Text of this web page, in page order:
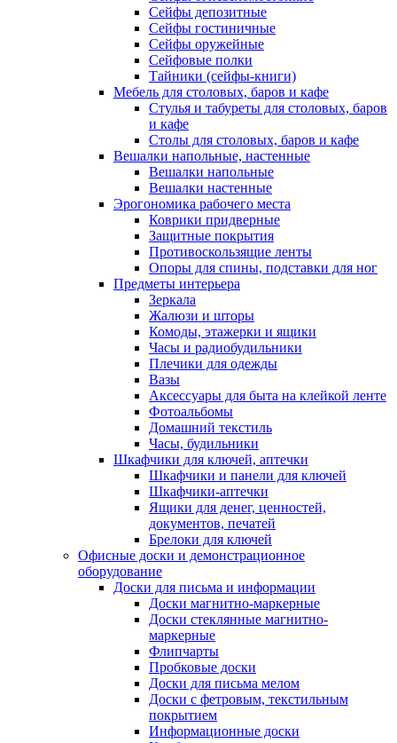
Сейфы депозитные
Сейфы гостиничные
Сейфы оружейные
Сейфовые полки
Тайники (сейфы-книги)
Мебель для столовых, баров и кафе
Стулья и табуреты для столовых, баров
и кафе
Столы для столовых, баров и кафе
Вешалки напольные, настенные
Вешалки напольные
Вешалки настенные
Эрогономика рабочего места
Коврики придверные
Защитные покрытия
Противоскользящие ленты
Опоры для спины, подставки для ног
Предметы интерьера
Зеркала
Жалюзи и шторы
Комоды, этажерки и ящики
Часы и радиобудильники
Плечики для одежды
Вазы
Аксессуары для быта на клейкой ленте
Фотоальбомы
Домашний текстиль
Часы, будильники
Шкафчики для ключей, аптечки
Шкафчики и панели для ключей
Шкафчики-аптечки
Ящики для денег, ценностей,
документов, печатей
Брелоки для ключей
Офисные доски и демонстрационное
оборудование
Доски для письма и информации
Доски магнитно-маркерные
Доски стеклянные магнитно-
маркерные
Флипчарты
Пробковые доски
Доски для письма мелом
Доски с фетровым, текстильным
покрытием
Информационные доски